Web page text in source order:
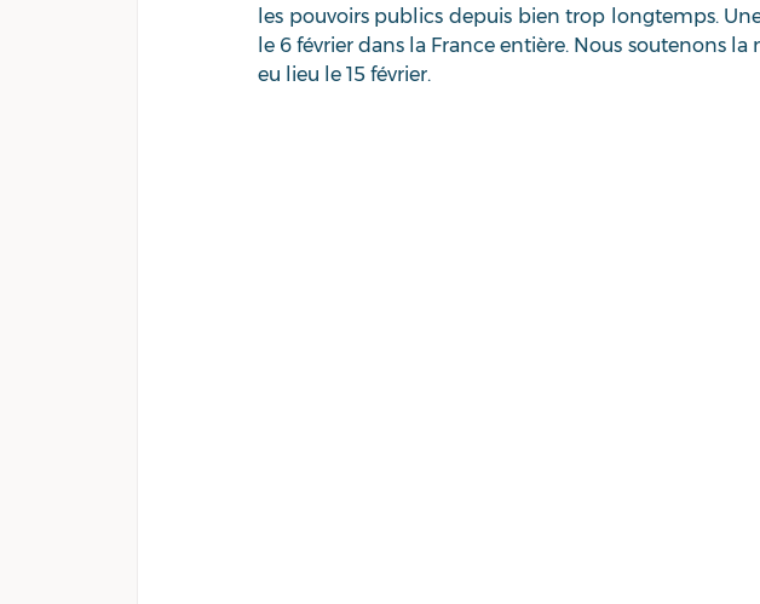
les pouvoirs publics depuis bien trop longtemps.
le 6 février dans la France entière. Nous soutenons
eu lieu le 15 février.